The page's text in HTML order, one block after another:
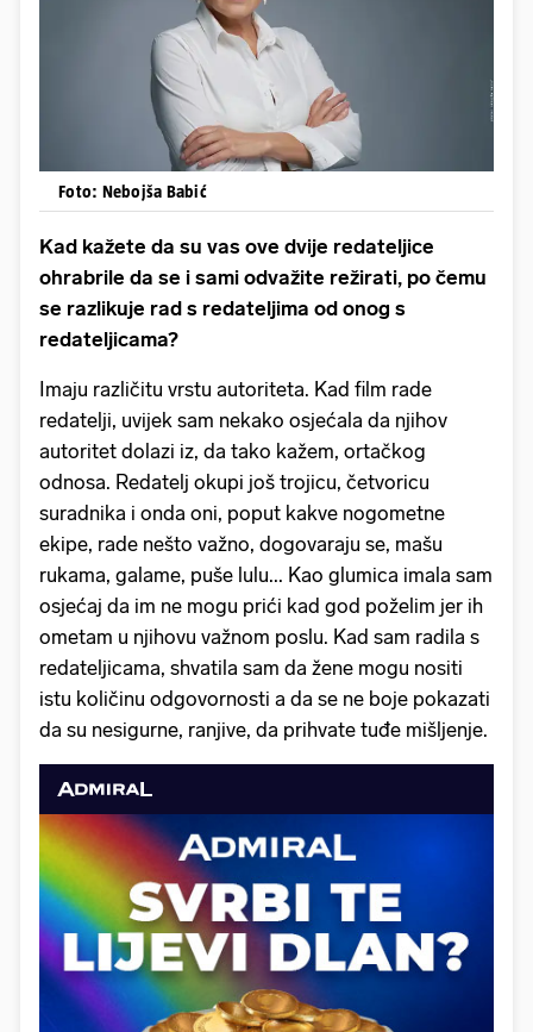
Foto: Nebojša Babić
Kad kažete da su vas ove dvije redateljice
ohrabrile da se i sami odvažite režirati, po čemu
se razlikuje rad s redateljima od onog s
redateljicama?
Imaju različitu vrstu autoriteta. Kad film rade
redatelji, uvijek sam nekako osjećala da njihov
autoritet dolazi iz, da tako kažem, ortačkog
odnosa. Redatelj okupi još trojicu, četvoricu
suradnika i onda oni, poput kakve nogometne
ekipe, rade nešto važno, dogovaraju se, mašu
rukama, galame, puše lulu... Kao glumica imala sam
osjećaj da im ne mogu prići kad god poželim jer ih
ometam u njihovu važnom poslu. Kad sam radila s
redateljicama, shvatila sam da žene mogu nositi
istu količinu odgovornosti a da se ne boje pokazati
da su nesigurne, ranjive, da prihvate tuđe mišljenje.